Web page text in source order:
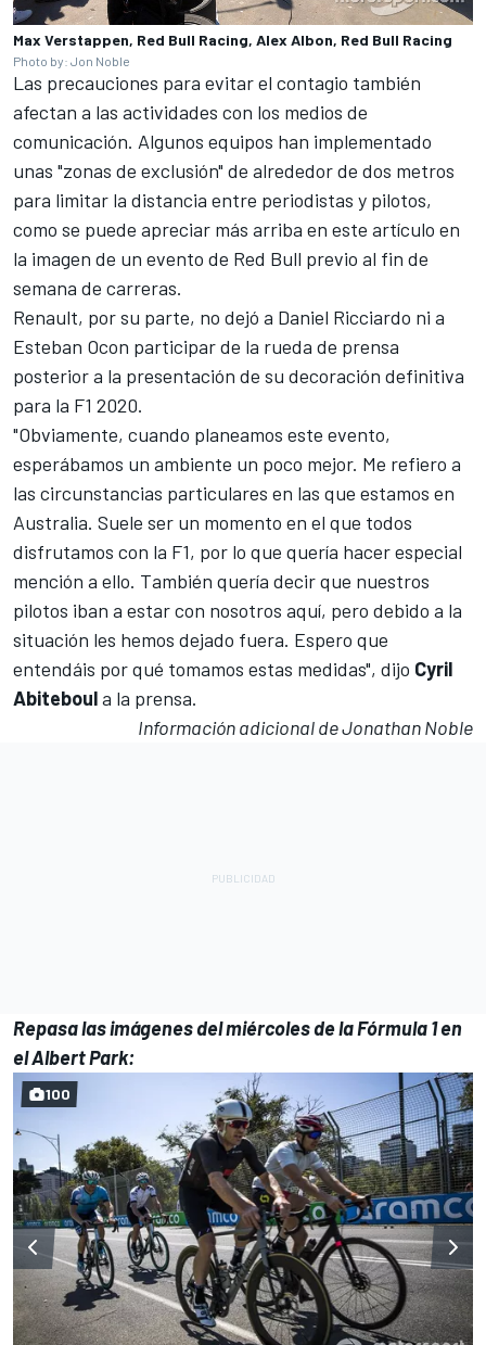
Max Verstappen, Red Bull Racing, Alex Albon, Red Bull Racing
Photo by: Jon Noble
Las precauciones para evitar el contagio también
afectan a las actividades con los medios de
comunicación. Algunos equipos han implementado
unas "zonas de exclusión" de alrededor de dos metros
para limitar la distancia entre periodistas y pilotos,
como se puede apreciar más arriba en este artículo en
la imagen de un evento de Red Bull previo al fin de
semana de carreras.
Renault, por su parte, no dejó a Daniel Ricciardo ni a
Esteban Ocon participar de la rueda de prensa
posterior a la presentación de su decoración definitiva
para la F1 2020.
"Obviamente, cuando planeamos este evento,
esperábamos un ambiente un poco mejor. Me refiero a
las circunstancias particulares en las que estamos en
Australia. Suele ser un momento en el que todos
disfrutamos con la F1, por lo que quería hacer especial
mención a ello. También quería decir que nuestros
pilotos iban a estar con nosotros aquí, pero debido a la
situación les hemos dejado fuera. Espero que
entendáis por qué tomamos estas medidas", dijo Cyril
Abiteboula la prensa.
Información adicional de Jonathan Noble
Repasa las imágenes del miércoles de la Fórmula 1 en
el Albert Park:
100